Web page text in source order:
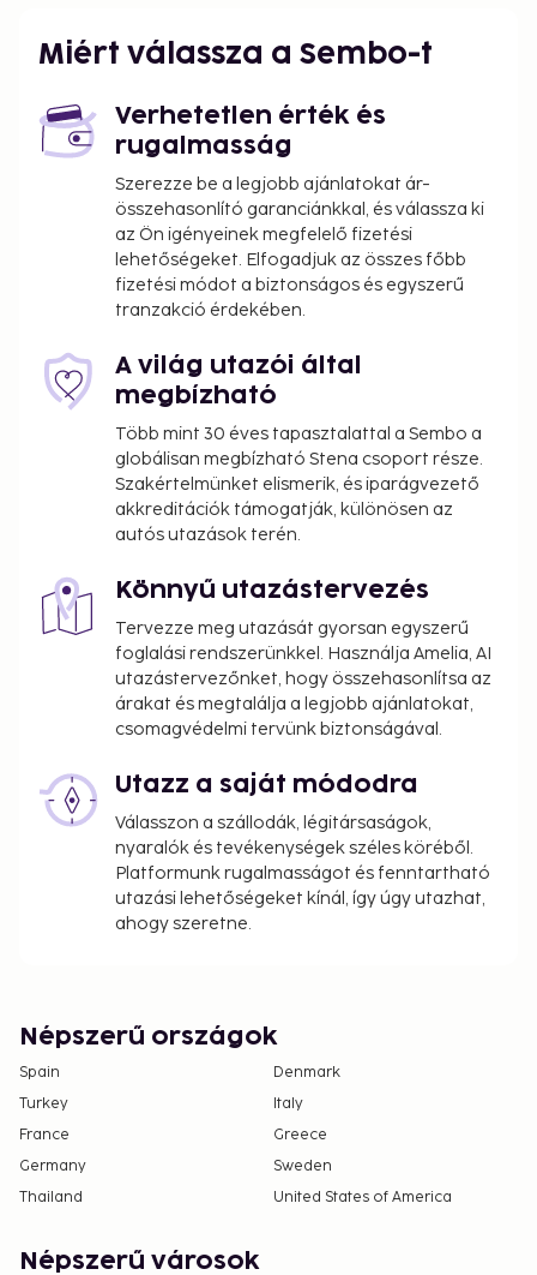
Miért válassza a Sembo-t
Verhetetlen érték és
rugalmasság
Szerezze be a legjobb ajánlatokat ár-
összehasonlító garanciánkkal, és válassza ki
az Ön igényeinek megfelelő fizetési
lehetőségeket. Elfogadjuk az összes főbb
fizetési módot a biztonságos és egyszerű
tranzakció érdekében.
A világ utazói által
megbízható
Több mint 30 éves tapasztalattal a Sembo a
globálisan megbízható Stena csoport része.
Szakértelmünket elismerik, és iparágvezető
akkreditációk támogatják, különösen az
autós utazások terén.
Könnyű utazástervezés
Tervezze meg utazását gyorsan egyszerű
foglalási rendszerünkkel. Használja Amelia, AI
utazástervezőnket, hogy összehasonlítsa az
árakat és megtalálja a legjobb ajánlatokat,
csomagvédelmi tervünk biztonságával.
Utazz a saját módodra
Válasszon a szállodák, légitársaságok,
nyaralók és tevékenységek széles köréből.
Platformunk rugalmasságot és fenntartható
utazási lehetőségeket kínál, így úgy utazhat,
ahogy szeretne.
Népszerű országok
Spain
Denmark
Turkey
Italy
France
Greece
Germany
Sweden
Thailand
United States of America
Népszerű városok